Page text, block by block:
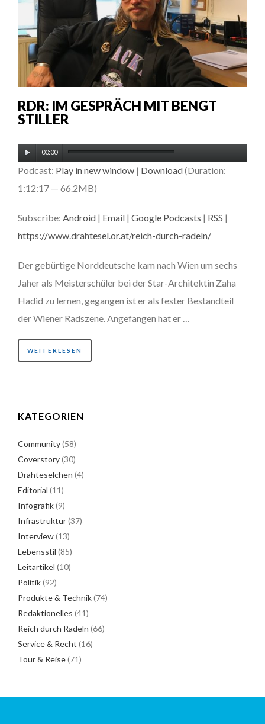
RDR: IM GESPRÄCH MIT BENGT
STILLER
Audio-
Player
00:00
Podcast: Play in new window | Download(Duration:
1:12:17 — 66.2MB)
Subscribe: Android | Email | Google Podcasts | RSS |
https://www.drahtesel.or.at/reich-durch-radeln/
Der gebürtige Norddeutsche kam nach Wien um sechs
Jaher als Meisterschüler bei der Star-Architektin Zaha
Hadid zu lernen, gegangen ist er als fester Bestandteil
der Wiener Radszene. Angefangen hat er …
WEITERLESEN
KATEGORIEN
Community(58)
Coverstory(30)
Drahteselchen (4)
Editorial (11)
Infografik(9)
Infrastruktur(37)
Interview(13)
Lebensstil (85)
Leitartikel (10)
Politik(92)
Produkte & Technik(74)
Redaktionelles (41)
Reich durch Radeln (66)
Service & Recht (16)
Tour & Reise(71)